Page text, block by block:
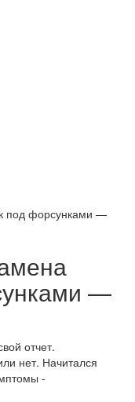
под форсунками —
—
отчет.
нет. Начитался
-